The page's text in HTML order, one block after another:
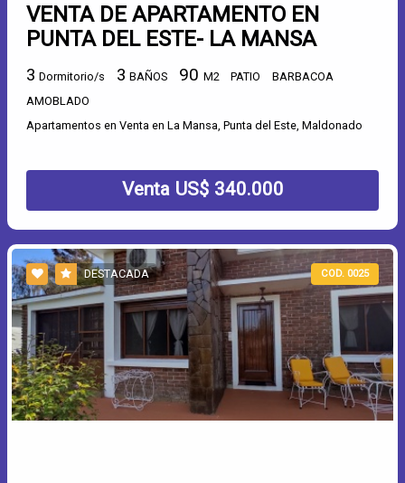
VENTA DE APARTAMENTO EN
PUNTA DEL ESTE- LA MANSA
3 Dormitorio/s 3 BAÑOS 90 M2 PATIO
BARBACOA
AMOBLADO
Apartamentos en Venta en La Mansa, Punta del Este, Maldonado
Venta US$ 340.000
DESTACADA COD. 0025